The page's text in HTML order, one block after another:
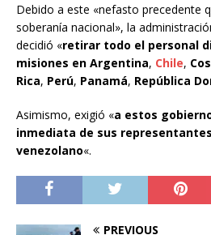
Debido a este «nefasto precedente
soberanía nacional», la
decidió «retirar todo el personal
misiones en Argentina, Chile,
Rica, Perú, Panamá, República
Asimismo, exigió «a estos
inmediata de sus
venezolano«.
PREVIOUS